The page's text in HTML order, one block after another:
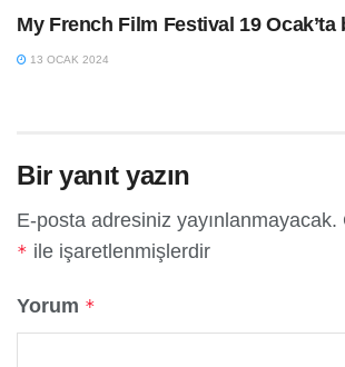
My French Film Festival 19 Ocak’ta
13 OCAK 2024
Bir yanıt yazın
E-posta adresiniz yayınlanmayacak.
* ile işaretlenmişlerdir
Yorum *